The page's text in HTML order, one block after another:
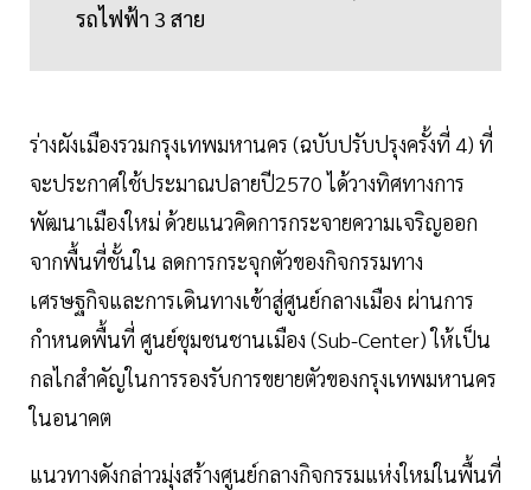
รถไฟฟ้า 3 สาย
ร่างผังเมืองรวมกรุงเทพมหานคร (ฉบับปรับปรุงครั้งที่ 4) ที่
จะประกาศใช้ประมาณปลายปี2570 ได้วางทิศทางการ
พัฒนาเมืองใหม่ ด้วยแนวคิดการกระจายความเจริญออก
จากพื้นที่ชั้นใน ลดการกระจุกตัวของกิจกรรมทาง
เศรษฐกิจและการเดินทางเข้าสู่ศูนย์กลางเมือง ผ่านการ
กำหนดพื้นที่ ศูนย์ชุมชนชานเมือง (Sub-Center) ให้เป็น
กลไกสำคัญในการรองรับการขยายตัวของกรุงเทพมหานคร
ในอนาคต
แนวทางดังกล่าวมุ่งสร้างศูนย์กลางกิจกรรมแห่งใหม่ในพื้นที่